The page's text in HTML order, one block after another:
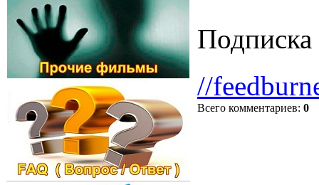
Подписка
//
Всего комментариев: 0